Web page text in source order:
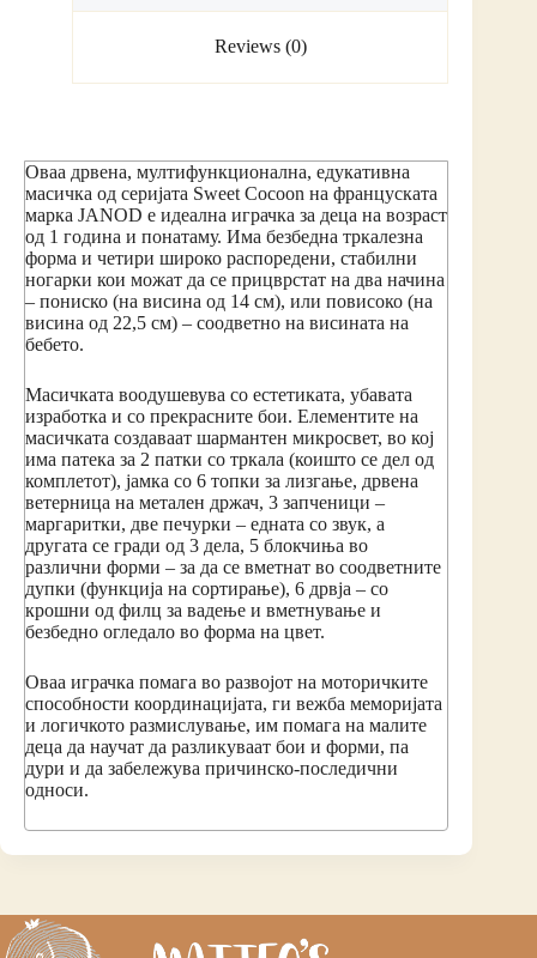
Reviews (0)
Оваа дрвена, мултифункционална, едукативна
масичка од серијата Sweet Cocoon на француската
марка JANOD е идеална играчка за деца на возраст
од 1 година и понатаму. Има безбедна тркалезна
форма и четири широко распоредени, стабилни
ногарки кои можат да се прицврстат на два начина
– пониско (на висина од 14 см), или повисоко (на
висина од 22,5 см) – соодветно на висината на
бебето.
Масичката воодушевува со естетиката, убавата
изработка и со прекрасните бои. Елементите на
масичката создаваат шармантен микросвет, во кој
има патека за 2 патки со тркала (коишто се дел од
комплетот), јамка со 6 топки за лизгање, дрвена
ветерница на метален држач, 3 запченици –
маргаритки, две печурки – едната со звук, а
другата се гради од 3 дела, 5 блокчиња во
различни форми – за да се вметнат во соодветните
дупки (функција на сортирање), 6 дрвја – со
крошни од филц за вадење и вметнување и
безбедно огледало во форма на цвет.
Оваа играчка помага во развојот на моторичките
способности координацијата, ги вежба меморијата
и логичкото размислување, им помага на малите
деца да научат да разликуваат бои и форми, па
дури и да забележува причинско-последични
односи.